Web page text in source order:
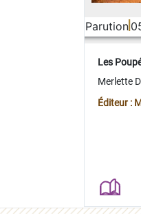
Parution
Les
Merlette
Éditeur :